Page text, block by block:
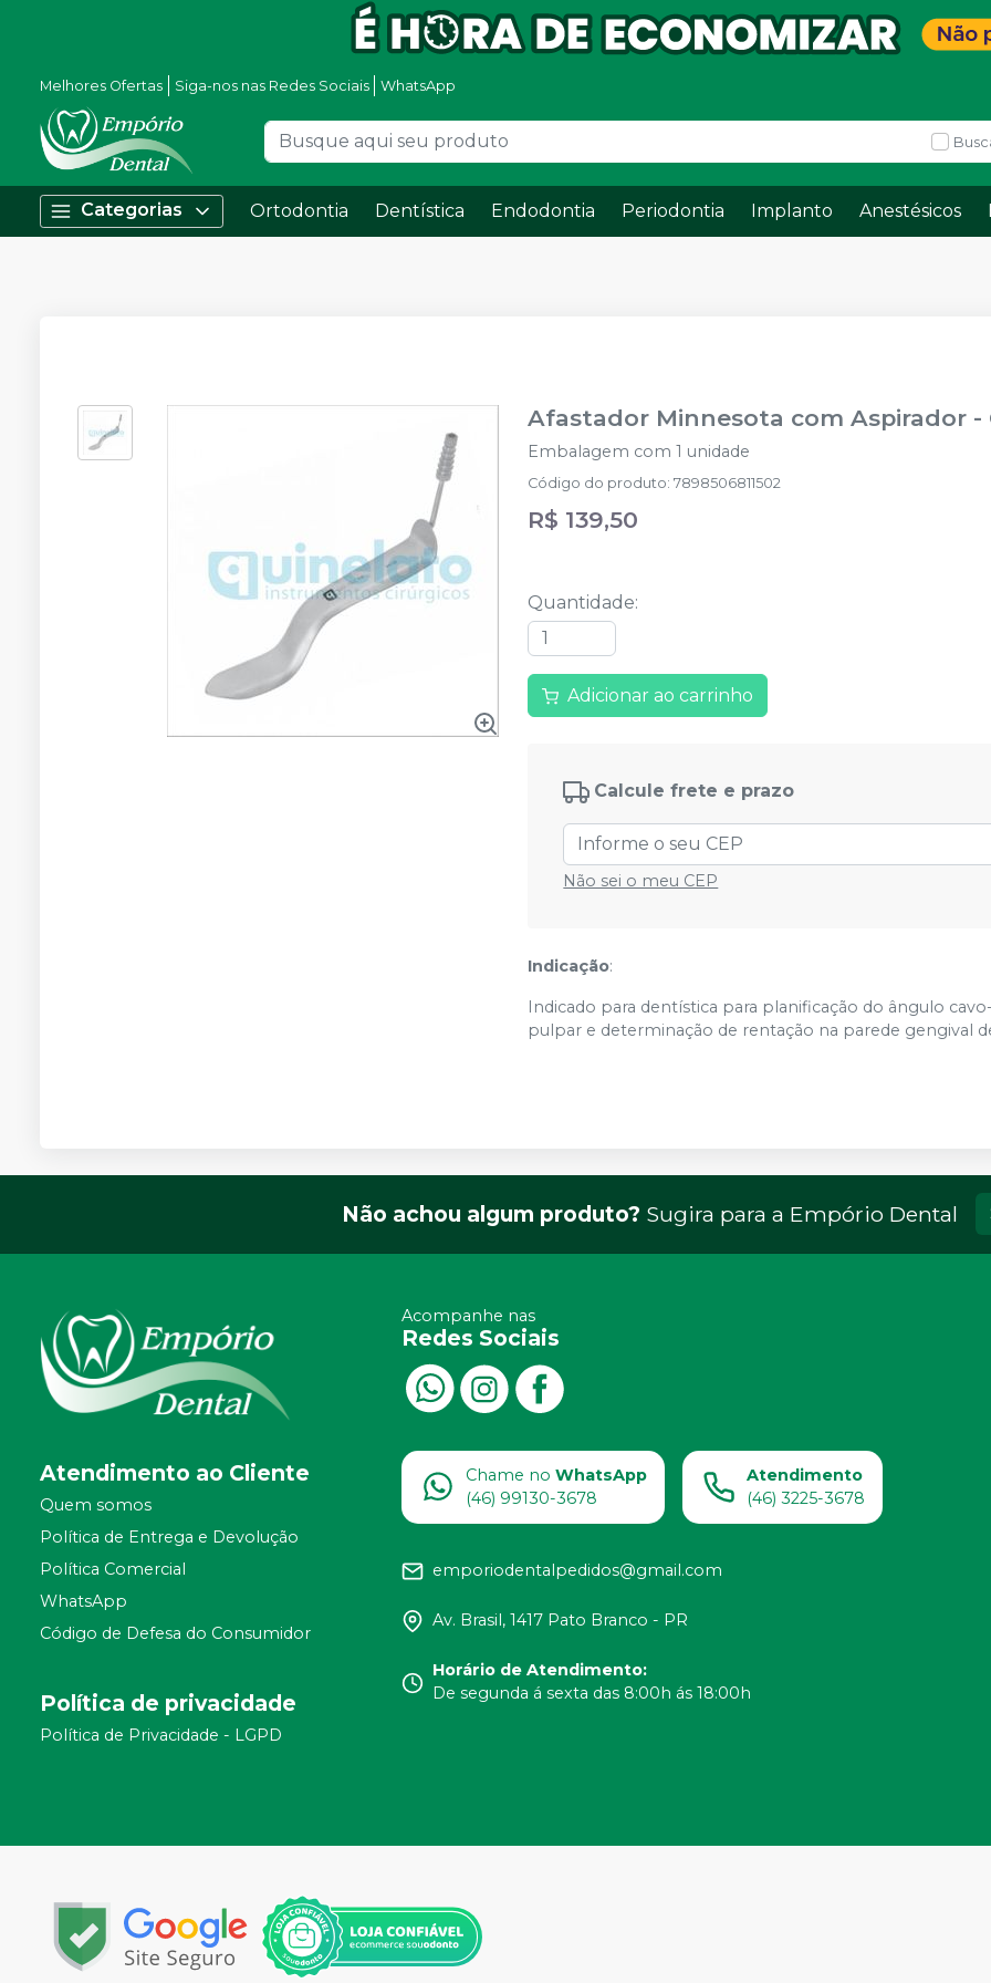
Melhores Ofertas Siga-nos nas Redes Sociais WhatsApp
Categorias Ortodontia Dentística Endodontia Periodontia Implanto Anestésicos
Afastador Minnesota com Aspirador -
Embalagem com 1 unidade
Código do produto:7898506811502
R$ 139,50
Quantidade:
Adicionar ao carrinho
Calcule frete e prazo
Não sei o meu CEP
Indicação:
Indicado para dentística para planificação do ângulo
pulpar e determinação de rentação na parede gengival
Não achou algum produto? Sugira para a Empório Dental
Atendimento ao Cliente
Quem somos
Política de Entrega e Devolução
Política Comercial
WhatsApp
Código de Defesa do Consumidor
Política de privacidade
Política de Privacidade - LGPD
Acompanhe nas
Redes Sociais
Chame no WhatsApp
(46) 99130-3678
Atendimento
(46) 3225-3678
emporiodentalpedidos@gmail.com
Av. Brasil, 1417 Pato Branco - PR
Horário de Atendimento:
De segunda á sexta das 8:00h ás 18:00h